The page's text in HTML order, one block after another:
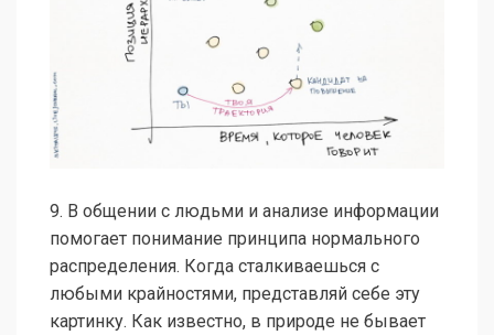
9. В общении с людьми и анализе информации
помогает понимание принципа нормального
распределения. Когда сталкиваешься с
любыми крайностями, представляй себе эту
картинку. Как известно, в природе не бывает